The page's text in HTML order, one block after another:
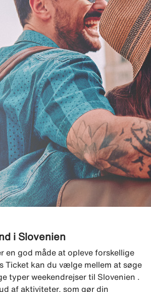
i Slovenien
en god måde at opleve forskellige
Ticket kan du vælge mellem at søge
typer weekendrejser til Slovenien .
af aktiviteter, som gør din